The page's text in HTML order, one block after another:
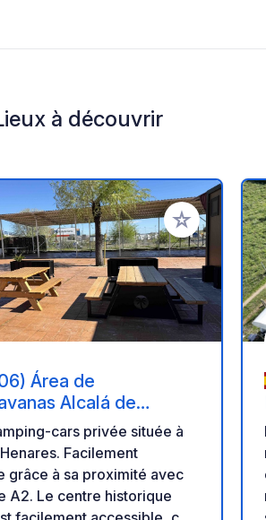
à découvrir
Ajouter à vos
Área de
Alcalá de
cars privée située à
Facilement
grâce à sa proximité avec
historique